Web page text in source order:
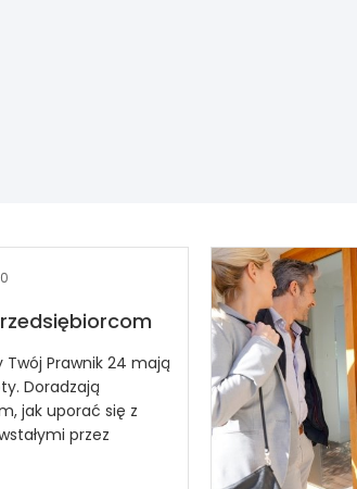
Twój Prawnik 24 mają
Doradzają
jak uporać się z
przez